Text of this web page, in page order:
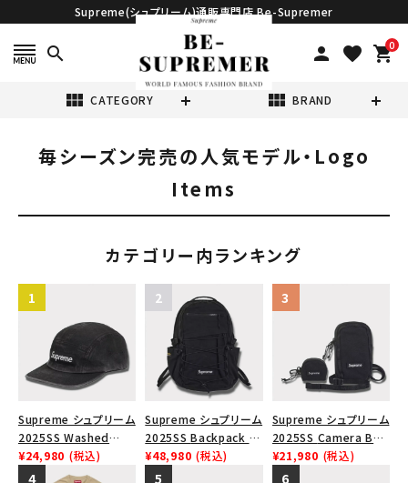
Supreme(シュプリーム)通販専門店 Be-Supremer
search person favorite 0
shopping_cart
view_module CATEGORY view_module BRAND
search
表示する商品はありません。
NEW ITEMS
CATEGORY
Tシャツ・ロングスリーブ
パーカー・トレーナー
毎シーズン完売の人気モデル・Logo
Items
カテゴリー内ランキング
Supreme シュプリーム
2025SS Washed
Chino Twill Camp
Cap ウォッシュチノツイ
¥24,980 (税込)
Supreme シュプリーム
2025SS Backpack バ
ックパック ブラック 黒
¥48,980 (税込)
Supreme シュプリーム
2025SS Camera Bag
+ Mini Pouch カメラバ
ッグ ミニポーチ ブラッ
¥21,980 (税込)